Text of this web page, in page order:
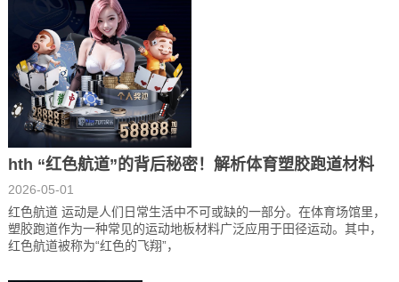
hth “红色航道”的背后秘密！解析体育塑胶跑道材料
2026-05-01
红色航道 运动是人们日常生活中不可或缺的一部分。在体育场馆里，
塑胶跑道作为一种常见的运动地板材料广泛应用于田径运动。其中，
红色航道被称为“红色的飞翔”，